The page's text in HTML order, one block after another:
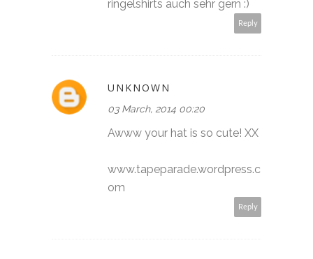
ringelshirts auch sehr gern :)
Reply
UNKNOWN
03 March, 2014 00:20
Awww your hat is so cute! XX
www.tapeparade.wordpress.c
om
Reply